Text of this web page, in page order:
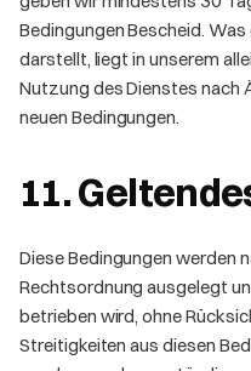
Bedingungen Bescheid.
darstellt, liegt in unserem
Nutzung des Dienstes nach
neuen Bedingungen.
11.
Diese Bedingungen werden
Rechtsordnung ausgelegt
betrieben wird, ohne
Streitigkeiten aus diesen